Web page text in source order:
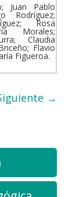
Juan Pablo
Rodríguez;
Rosa
Morales;
Claudia
Flavio
Figueroa.
→